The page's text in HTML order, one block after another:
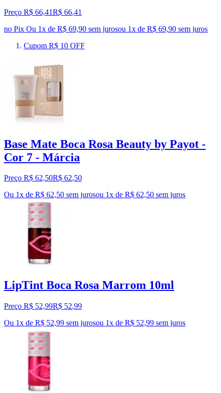
Preço R$ 66,41R$ 66,41
no Pix Ou 1x de R$ 69,90 sem jurosou 1x de R$ 69,90 sem juros
Cupom R$ 10 OFF
Base Mate Boca Rosa Beauty by Payot -
Cor 7 - Márcia
Preço R$ 62,50R$ 62,50
Ou 1x de R$ 62,50 sem jurosou 1x de R$ 62,50 sem juros
LipTint Boca Rosa Marrom 10ml
Preço R$ 52,99R$ 52,99
Ou 1x de R$ 52,99 sem jurosou 1x de R$ 52,99 sem juros